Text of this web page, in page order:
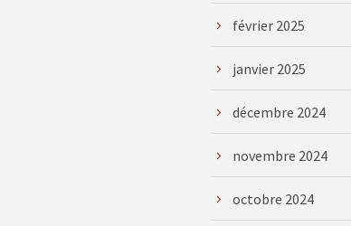
février 2025
janvier 2025
décembre 2024
novembre 2024
octobre 2024